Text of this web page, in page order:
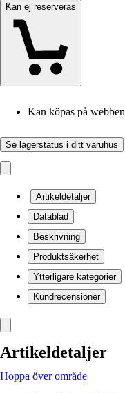
Kan ej reserveras
Kan köpas på webben
Se lagerstatus i ditt varuhus
Artikeldetaljer
Datablad
Beskrivning
Produktsäkerhet
Ytterligare kategorier
Kundrecensioner
Artikeldetaljer
Hoppa över område